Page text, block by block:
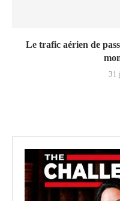
Le trafic aérien de
31